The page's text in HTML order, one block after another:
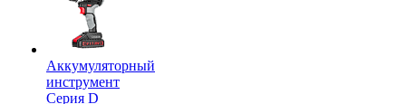
Аккумуляторный
инструмент
Серия D